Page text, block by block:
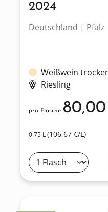
2024
Deutschland | Pfalz
Weißwein
Riesling
0.75 L(106,67 €/L)
pro Flasche